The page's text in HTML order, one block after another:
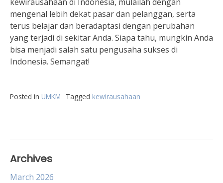
mengenal lebih dekat pasar dan pelanggan, serta
terus belajar dan beradaptasi dengan perubahan
yang terjadi di sekitar Anda. Siapa tahu, mungkin Anda
bisa menjadi salah satu pengusaha sukses di
Indonesia. Semangat!
Posted in UMKM Tagged kewirausahaan
Archives
March 2026